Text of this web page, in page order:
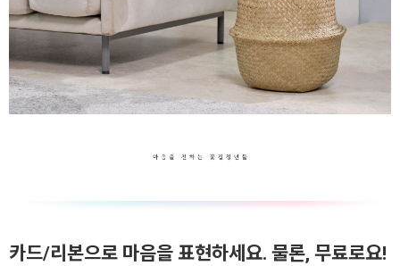
카드/리본으로 마음을 표현하세요. 물론, 무료로요!